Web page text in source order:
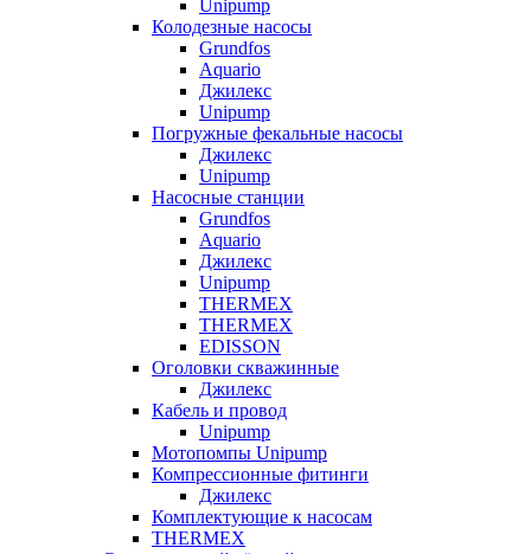
Unipump
Колодезные насосы
Grundfos
Aquario
Джилекс
Unipump
Погружные фекальные насосы
Джилекс
Unipump
Насосные станции
Grundfos
Aquario
Джилекс
Unipump
THERMEX
THERMEX
EDISSON
Оголовки скважинные
Джилекс
Кабель и провод
Unipump
Мотопомпы Unipump
Компрессионные фитинги
Джилекс
Комплектующие к насосам
THERMEX